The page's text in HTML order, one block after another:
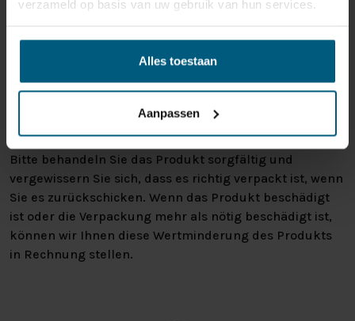
verzameld op basis van uw gebruik van hun services.
Alles toestaan
Aanpassen
Manchmal möchten Sie vielleicht eine Bestellung
zurückgeben. Vielleicht, weil Ihnen das Produkt nicht
gefällt, oder vielleicht gibt es einen anderen Grund,
haben Sie das Recht, Ihre Bestellung bis zu
nach Erhalt ohne Angabe von Gründen zu widerrufen.
Bitte behandeln Sie das Produkt sorgfältig und
vergewissern Sie sich, dass es richtig verpackt ist, wenn
Sie es zurückschicken. Wenn das Produkt beschädigt
ist oder die Verpackung mehr als nötig beschädigt ist,
können wir Ihnen diese Wertminderung des Produkts
in Rechnung stellen.